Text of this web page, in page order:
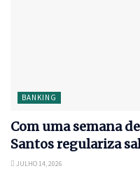
BANKING
Com uma semana
Santos regulariza
JULHO 14, 2026